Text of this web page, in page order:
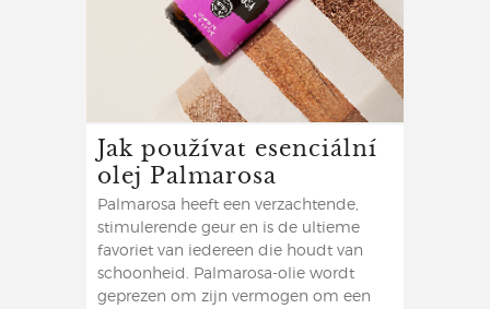
Jak používat esenciální
olej Palmarosa
Palmarosa heeft een verzachtende,
stimulerende geur en is de ultieme
favoriet van iedereen die houdt van
schoonheid. Palmarosa-olie wordt
geprezen om zijn vermogen om een